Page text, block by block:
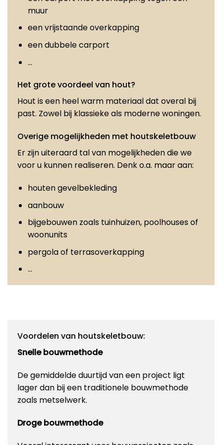
muur
een vrijstaande overkapping
een dubbele carport
…
Het grote voordeel van hout?
Hout is een heel warm materiaal dat overal bij
past. Zowel bij klassieke als moderne woningen.
Overige mogelijkheden met houtskeletbouw
Er zijn uiteraard tal van mogelijkheden die we
voor u kunnen realiseren. Denk o.a. maar aan:
houten gevelbekleding
aanbouw
bijgebouwen zoals tuinhuizen, poolhouses of
woonunits
pergola of terrasoverkapping
…
Voordelen van houtskeletbouw:
Snelle bouwmethode
De gemiddelde duurtijd van een project ligt
lager dan bij een traditionele bouwmethode
zoals metselwerk.
Droge bouwmethode